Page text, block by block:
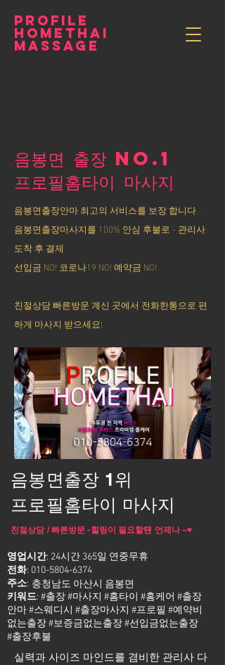
PROFILE
HOMETHAI
MASSAGE
음봉면 출장 NO.1
​프로필홈타이 마사지
음봉면출장안마 최고의 서비스를 보장 합니다.
음봉면출장마사지를 100% 안심 후불로 - 관리사
도착 후 결제
선입금 NO! 코로나19 NO! 예약금 NO!
친절상담 빠른방문 계신 곳에서 전화한통으로 편
하게 마사지 받으세요!
음봉면출장 1위
프로필홈타이 마사지
친절상담 / 빠른방문 -힐링이 필요할땐 언제나 ~♥
영업시간: 24시간 365일 연중무휴
전화: 010-5804-6374
주소:
키워드: #출장 #마사지 #홈타이 #홈케어 #출장
안마 #스웨디시 #출장마사지 #프로필 #예약비
없는출장 #보증금없는출장 #선입금없는출장
#출장후불
충청남도 아산시 음봉면
실력과 사이즈 마인드를 겸비한 관리사 다